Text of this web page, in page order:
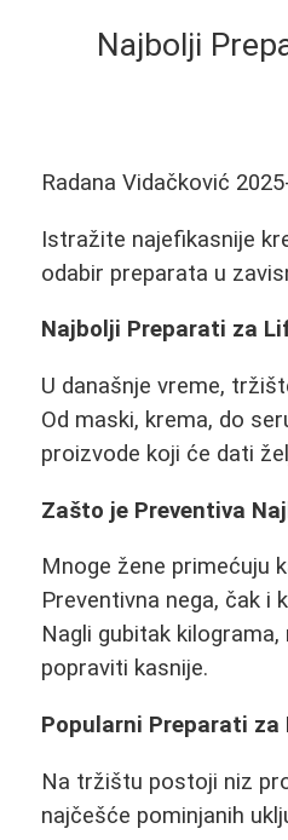
Najbolji
Radana Vidačković
Istražite najefikasnije
odabir preparata u
Najbolji Preparati za
U današnje vreme,
Od maski, krema, do
proizvode koji će dati
Zašto je Preventiva
Mnoge žene primećuju
Preventivna nega, čak i
Nagli gubitak
popraviti kasnije.
Popularni Preparati
Na tržištu postoji niz
najčešće pominjanih